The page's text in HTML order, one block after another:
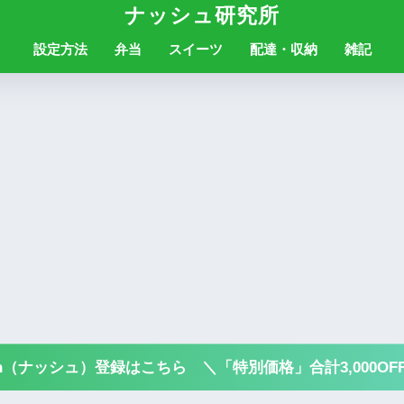
ナッシュ研究所
設定方法 弁当 スイーツ 配達・収納 雑記
ナッシュ）登録はこちら ＼「特別価格」合計